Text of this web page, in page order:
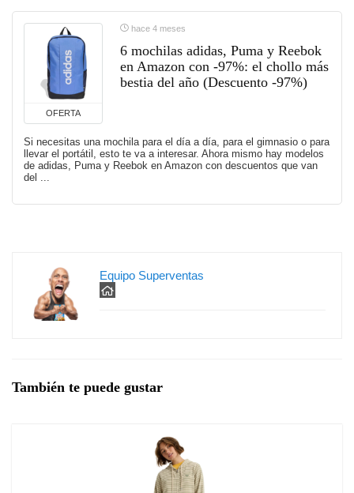
OFERTA
hace 4 meses
6 mochilas adidas, Puma y Reebok
en Amazon con -97%: el chollo más
bestia del año (Descuento -97%)
Si necesitas una mochila para el día a día, para el gimnasio o para
llevar el portátil, esto te va a interesar. Ahora mismo hay modelos
de adidas, Puma y Reebok en Amazon con descuentos que van
del ...
Equipo Superventas
También te puede gustar